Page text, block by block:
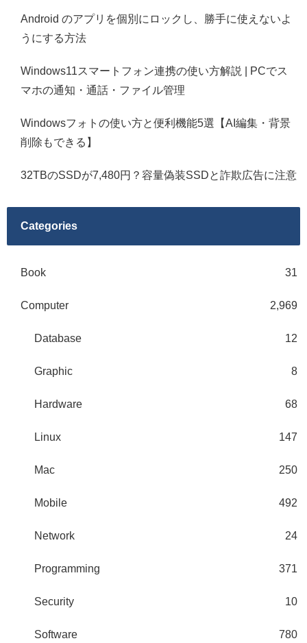
Android のアプリを個別にロックし、勝手に使えないよ
うにする方法
Windows11スマートフォン連携の使い方解説 | PCでス
マホの通知・通話・ファイル管理
Windowsフォトの使い方と便利機能5選【AI編集・背景
削除もできる】
32TBのSSDが7,480円？容量偽装SSDと詐欺広告に注意
Categories
Book 31
Computer 2,969
Database 12
Graphic 8
Hardware 68
Linux 147
Mac 250
Mobile 492
Network 24
Programming 371
Security 10
Software 780